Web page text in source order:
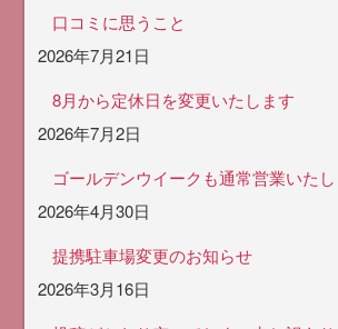
口コミに思うこと
2026年7月21日
8月から定休日を変更いたします
2026年7月2日
ゴールデンウイークも通常営業いた
2026年4月30日
提携駐車場変更のお知らせ
2026年3月16日